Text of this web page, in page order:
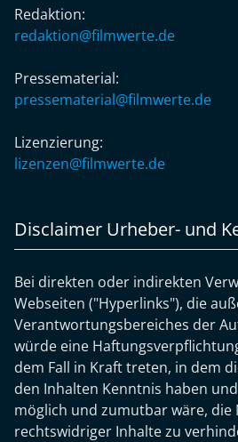
Redaktion:
redaktion@filmwerte.de
Pressematerial:
pressematerial@filmwerte.de
Lizenzierung:
lizenzen@filmwerte.de
Disclaimer Urheber- und
Bei direkten oder indirekten
Webseiten ("Hyperlinks"), die
Verantwortungsbereiches der
würde eine
dem Fall in Kraft treten, in dem
den Inhalten Kenntnis haben
möglich und zumutbar wäre, die
rechtswidriger Inhalte zu